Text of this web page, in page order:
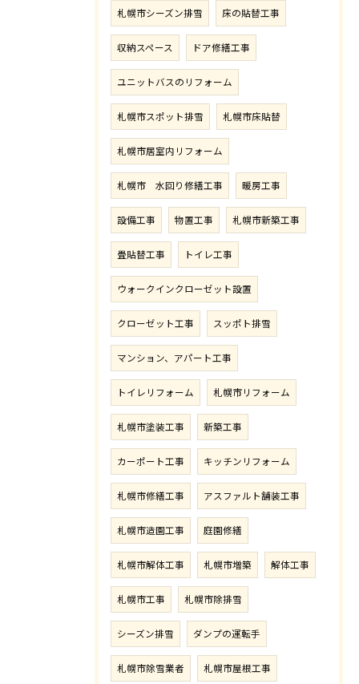
札幌市シーズン排雪 床の貼替工事
収納スペース ドア修繕工事
ユニットバスのリフォーム
札幌市スポット排雪 札幌市床貼替
札幌市居室内リフォーム
札幌市 水回り修繕工事 暖房工事
設備工事 物置工事 札幌市新築工事
畳貼替工事 トイレ工事
ウォークインクローゼット設置
クローゼット工事 スッポト排雪
マンション、アパート工事
トイレリフォーム 札幌市リフォーム
札幌市塗装工事 新築工事
カーポート工事 キッチンリフォーム
札幌市修繕工事 アスファルト舗装工事
札幌市造園工事 庭園修繕
札幌市解体工事 札幌市増築 解体工事
札幌市工事 札幌市除排雪
シーズン排雪 ダンプの運転手
札幌市除雪業者 札幌市屋根工事